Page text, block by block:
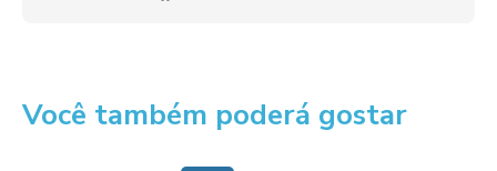
Você também poderá gostar